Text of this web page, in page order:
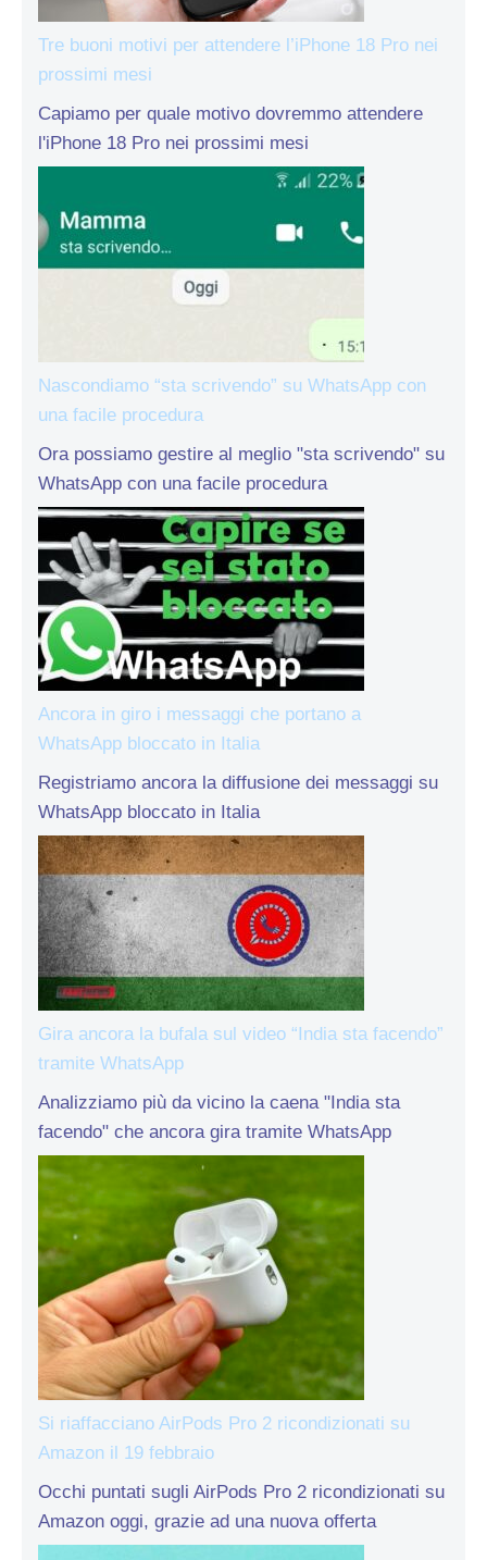
Tre buoni motivi per attendere l’iPhone 18 Pro nei
prossimi mesi
Capiamo per quale motivo dovremmo attendere
l'iPhone 18 Pro nei prossimi mesi
Nascondiamo “sta scrivendo” su WhatsApp con
una facile procedura
Ora possiamo gestire al meglio "sta scrivendo" su
WhatsApp con una facile procedura
Ancora in giro i messaggi che portano a
WhatsApp bloccato in Italia
Registriamo ancora la diffusione dei messaggi su
WhatsApp bloccato in Italia
Gira ancora la bufala sul video “India sta facendo”
tramite WhatsApp
Analizziamo più da vicino la caena "India sta
facendo" che ancora gira tramite WhatsApp
Si riaffacciano AirPods Pro 2 ricondizionati su
Amazon il 19 febbraio
Occhi puntati sugli AirPods Pro 2 ricondizionati su
Amazon oggi, grazie ad una nuova offerta